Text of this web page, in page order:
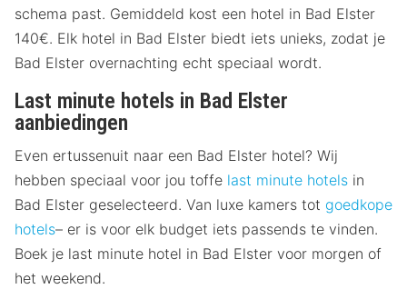
schema past. Gemiddeld kost een hotel in Bad Elster
140€. Elk hotel in Bad Elster biedt iets unieks, zodat je
Bad Elster overnachting echt speciaal wordt.
Last minute hotels in Bad Elster
aanbiedingen
Even ertussenuit naar een Bad Elster hotel? Wij
hebben speciaal voor jou toffe last minute hotels in
Bad Elster geselecteerd. Van luxe kamers tot goedkope
hotels– er is voor elk budget iets passends te vinden.
Boek je last minute hotel in Bad Elster voor morgen of
het weekend.